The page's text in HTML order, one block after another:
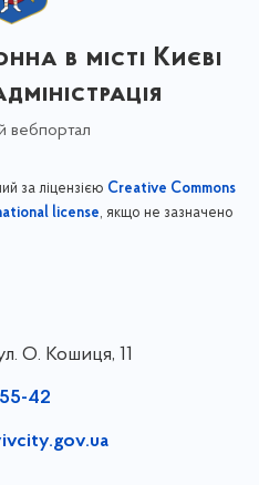
в місті Києві
вебпортал
за ліцензією Creative Commons
license, якщо не зазначено
О. Кошиця, 11
42